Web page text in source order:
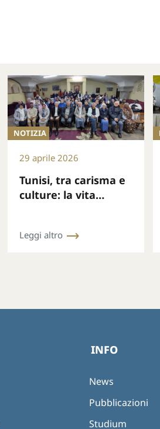
NOTIZIA
29 aprile 2026
Tunisi, tra carisma e
culture: la vita
missione
Leggi altro
INFO
News
Pubblicazioni
Studium